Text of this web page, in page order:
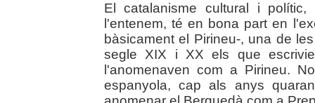
El catalanisme cultural i
l'entenem, té en bona part en
bàsicament el Pirineu-, una de
segle XIX i XX els que
l'anomenaven com a Pirineu.
espanyola, cap als anys